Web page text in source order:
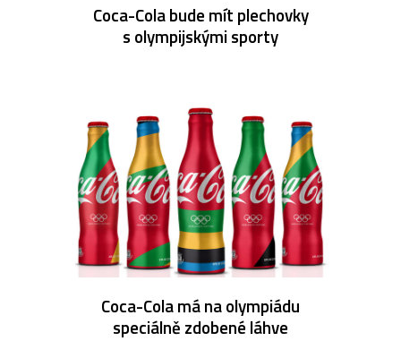
Coca-Cola bude mít plechovky
s olympijskými sporty
Coca-Cola má na olympiádu
speciálně zdobené láhve